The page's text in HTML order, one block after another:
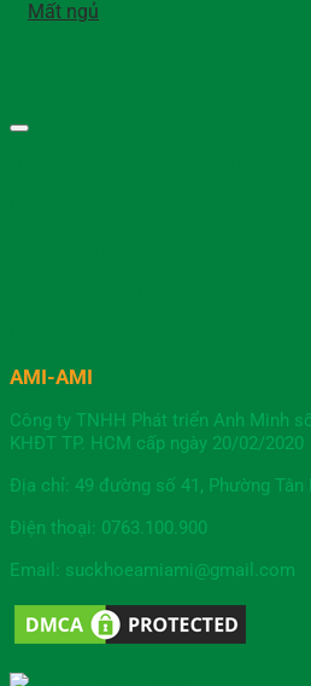
Mất ngủ
AMI-AMI
Công ty TNHH Phát triển Anh Minh
KHĐT TP. HCM cấp ngày 20/02/2020
Địa chỉ: 49 đường số 41, Phường Tân
Điện thoại: 0763.100.900
Email: suckhoeamiami@gmail.com